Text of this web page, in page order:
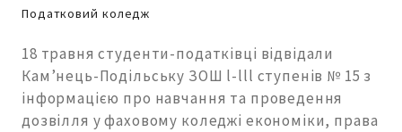
Податковий коледж
18 травня студенти-податківці відвідали
Кам’нець-Подільську ЗОШ l-lll ступенів № 15 з
інформацією про навчання та проведення
дозвілля у фаховому коледжі економіки, права